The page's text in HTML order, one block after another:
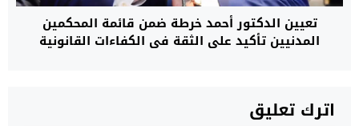
تعيين الدكتور أحمد خرطة ضمن قائمة المحكمين
المدنيين تأكيد على الثقة في الكفاءات القانونية
اترك تعليق